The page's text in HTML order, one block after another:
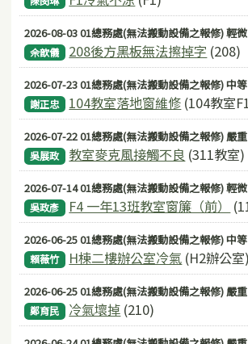
2026-08-03 01總務處(無法搬動設備之報修) 輕微
佘歆儀 208後方黑板無法擦掉字 (208)
2026-07-23 01總務處(無法搬動設備之報修) 中等
謝正忠 104教室落地窗維修 (104教室
2026-07-22 01總務處(無法搬動設備之報修) 嚴重
吳展政 教室麥克風接觸不良 (311教室)
2026-07-14 01總務處(無法搬動設備之報修) 輕微
吳政彥 F4 一年13班教室窗簾（前）
2026-06-25 01總務處(無法搬動設備之報修) 中等
賴薇竹 H棟二樓辦公室冷氣 (H2辦公室)
2026-06-25 01總務處(無法搬動設備之報修) 嚴重
鄭育民 冷氣壞掉 (210)